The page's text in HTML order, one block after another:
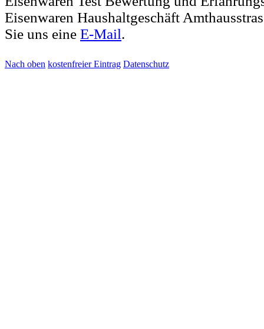
Eisenwaren Haushaltgeschäft
Sie uns eine E-Mail.
Nach oben kostenfreier Eintrag Datenschutz